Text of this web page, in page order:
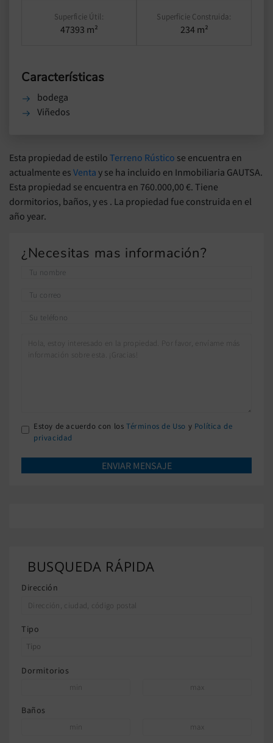
Superficie Útil:
47393 m²
Superficie Construida:
234 m²
Características
bodega
Viñedos
Esta propiedad de estilo Terreno Rústico se encuentra en
actualmente es Venta y se ha incluido en Inmobiliaria GAUTSA.
Esta propiedad se encuentra en 760.000,00 €. Tiene
dormitorios, baños, y es . La propiedad fue construida en el
año year.
¿Necesitas mas información?
Estoy de acuerdo con los Términos de Uso y Política de
privacidad
BUSQUEDA RÁPIDA
Dirección
Tipo
Dormitorios
Baños